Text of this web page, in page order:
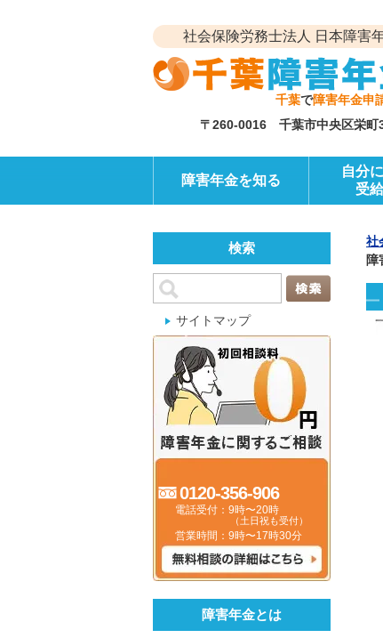
社会保険労務士法人 日本障害
千葉で障害年金申
〒260-0016 千葉市中央区栄町
障害年金を知る
自分
受
社
障
検索
サイトマップ
0120-356-906
電話受付：9時〜20時
（土日祝も受付）
営業時間：9時〜17時30分
障害年金とは